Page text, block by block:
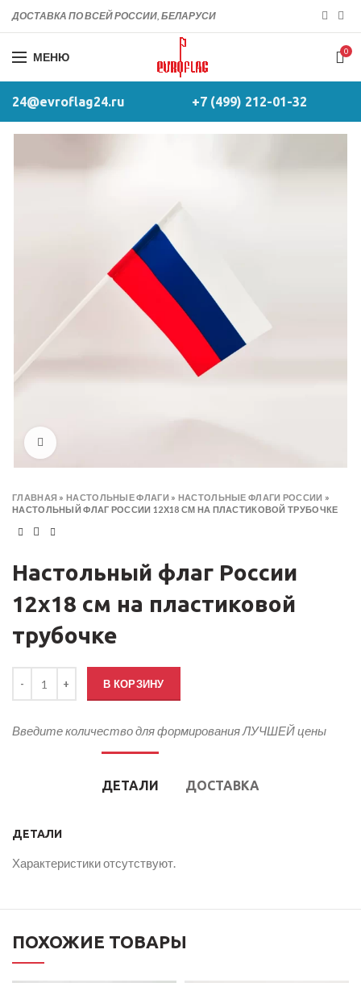
ДОСТАВКА ПО ВСЕЙ РОССИИ, БЕЛАРУСИ
МЕНЮ 0
24@evroflag24.ru +7 (499) 212-01-32
ГЛАВНАЯ »НАСТОЛЬНЫЕ ФЛАГИ » НАСТОЛЬНЫЕ ФЛАГИ РОССИИ »
НАСТОЛЬНЫЙ ФЛАГ РОССИИ 12Х18 СМ НА ПЛАСТИКОВОЙ ТРУБОЧКЕ
Настольный флаг России
12х18 см на пластиковой
трубочке
В КОРЗИНУ
Введите количество для формирования ЛУЧШЕЙ цены
ДЕТАЛИ ДОСТАВКА
ДЕТАЛИ
Характеристики отсутствуют.
ПОХОЖИЕ ТОВАРЫ